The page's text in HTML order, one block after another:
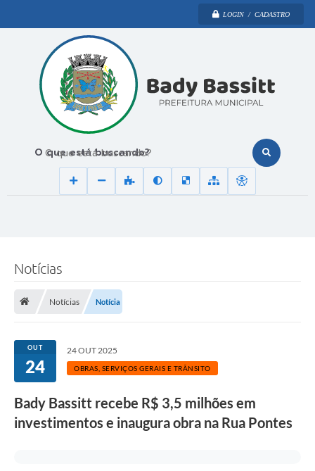
LOGIN / CADASTRO
O que está buscando?
Notícias
Notícias Notícia
OUT
24
24 OUT 2025
OBRAS, SERVIÇOS GERAIS E TRÂNSITO
Bady Bassitt recebe R$ 3,5 milhões em
investimentos e inaugura obra na Rua Pontes